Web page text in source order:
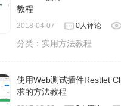
教程
2018-04-07 0人评论
分类： 实用方法教程
使用Web测试插件Restlet
求的方法教程